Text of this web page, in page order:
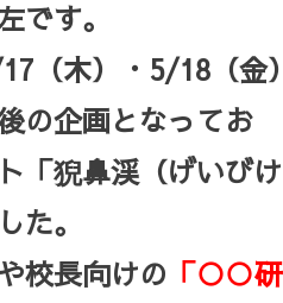
です。
（木）・5/18（金）
の企画となってお
「猊鼻渓（げいびけ
た。
校長向けの 「○○研